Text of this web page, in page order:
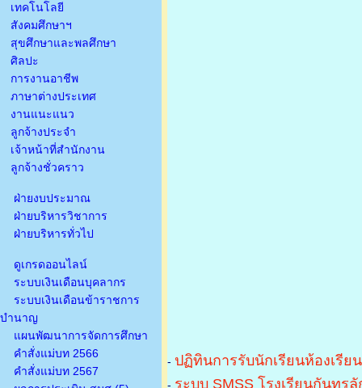
เทคโนโลยี
สังคมศึกษาฯ
สุขศึกษาและพลศึกษา
ศิลปะ
การงานอาชีพ
ภาษาต่างประเทศ
งานแนะแนว
ลูกจ้างประจำ
เจ้าหน้าที่สำนักงาน
ลูกจ้างชั่วคราว
ฝ่ายงบประมาณ
ฝ่ายบริหารวิชาการ
ฝ่ายบริหารทั่วไป
ดูเกรดออนไลน์
ระบบเงินเดือนบุคลากร
ระบบเงินเดือนข้าราชการ
บำนาญ
แผนพัฒนาการจัดการศึกษา
คำสั่งแม่บท 2566
คำสั่งแม่บท 2567
- ปฏิทินการรับนักเรียนห้องเรีย
- ระบบ SMSS โรงเรียนกันทร